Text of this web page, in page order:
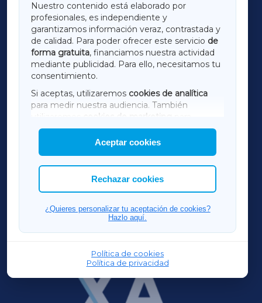
Nuestro contenido está elaborado por
profesionales, es independiente y
garantizamos información veraz, contrastada y
de calidad. Para poder ofrecer este servicio de
forma gratuita, financiamos nuestra actividad
mediante publicidad. Para ello, necesitamos tu
consentimiento.
Si aceptas, utilizaremos cookies de analítica
para medir nuestra audiencia. También
utilizaremos
cookies de marketing
mostrar publicidad de terceros.
Asimismo, puedes personalizar la elección de
las cookies que deseas permitir.
Aceptar cookies
Rechazar cookies
¿Quieres personalizar tu aceptación de cookies?
Hazlo aquí.
Política de cookies
Política de privacidad
LUGOXA
TERRACHAXA
AMARIÑAXA
RIBEIRASACRAXA
ACORUÑAXA
FERROLXA
OURENSEXA